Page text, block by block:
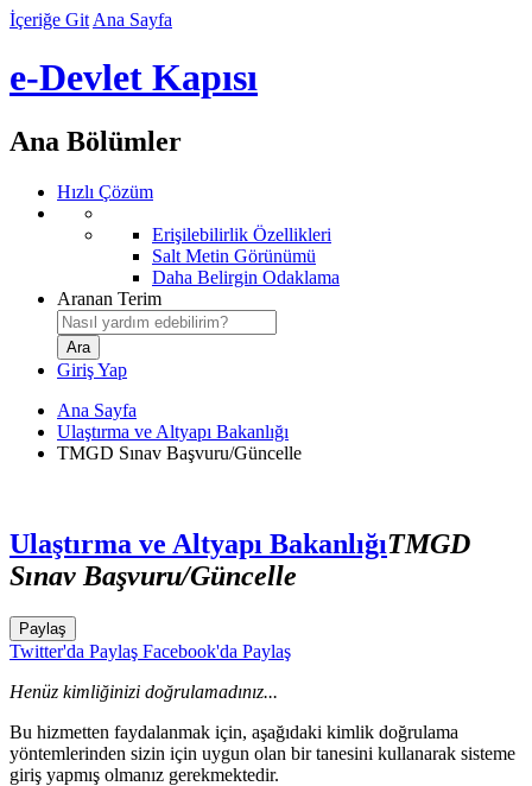
İçeriğe Git Ana Sayfa
e-Devlet Kapısı
Ana Bölümler
Hızlı Çözüm
Erişilebilirlik Özellikleri
Salt Metin Görünümü
Daha Belirgin Odaklama
Aranan Terim
Giriş Yap
Ana Sayfa
Ulaştırma ve Altyapı Bakanlığı
TMGD Sınav Başvuru/Güncelle
Ulaştırma ve Altyapı BakanlığıTMGD
Sınav Başvuru/Güncelle
Paylaş
Twitter'da Paylaş Facebook'da Paylaş
Henüz kimliğinizi doğrulamadınız...
Bu hizmetten faydalanmak için, aşağıdaki kimlik doğrulama
yöntemlerinden sizin için uygun olan bir tanesini kullanarak sisteme
giriş yapmış olmanız gerekmektedir.